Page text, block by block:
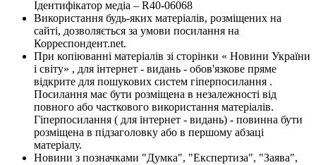
Ідентифікатор медіа – R40-06068
Використання будь-яких матеріалів, розміщених на
сайті, дозволяється за умови посилання на
Корреспондент.net.
При копіюванні матеріалів зі сторінки « Новини України
і світу» , для інтернет - видань - обов'язкове пряме
відкрите для пошукових систем гіперпосилання .
Посилання має бути розміщена в незалежності від
повного або часткового використання матеріалів.
Гіперпосилання ( для інтернет - видань) - повинна бути
розміщена в підзаголовку або в першому абзаці
матеріалу.
Новини з позначками "Думка", "Експертиза", "Заява",